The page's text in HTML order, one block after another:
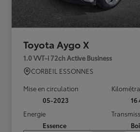
Toyota Aygo X
1.0 VVT-i 72ch Active Business
CORBEIL ESSONNES
Mise en circulation
05-2023
16
Energie
Essence